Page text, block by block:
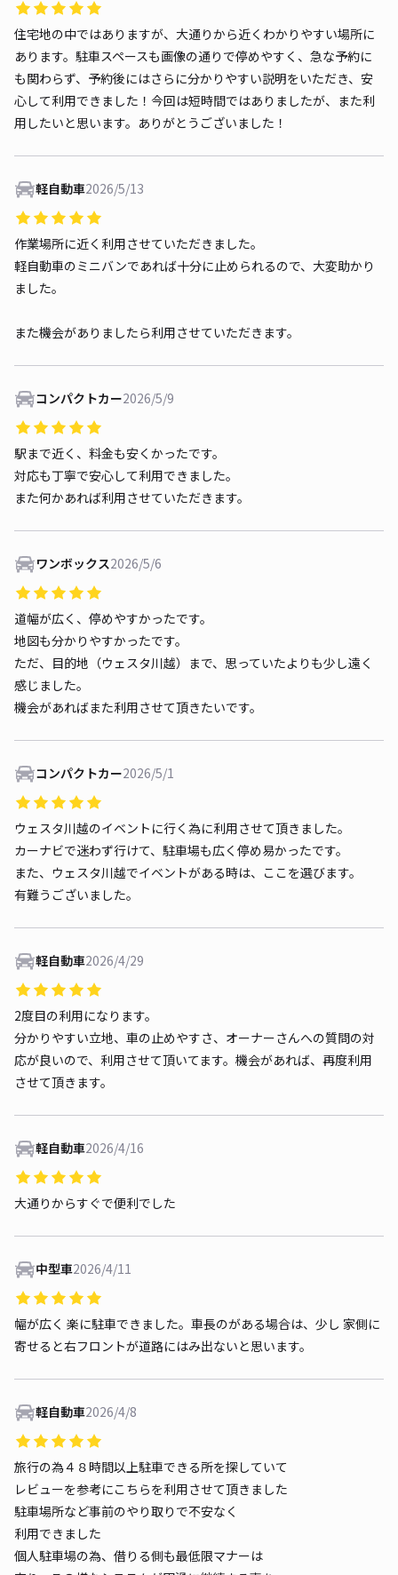
住宅地の中ではありますが、大通りから近くわかりやすい場所に
あります。駐車スペースも画像の通りで停めやすく、急な予約に
も関わらず、予約後にはさらに分かりやすい説明をいただき、安
心して利用できました！今回は短時間ではありましたが、また利
用したいと思います。ありがとうございました！
軽自動車2026/5/13
作業場所に近く利用させていただきました。
軽自動車のミニバンであれば十分に止められるので、大変助かり
ました。
また機会がありましたら利用させていただきます。
コンパクトカー2026/5/9
駅まで近く、料金も安くかったです。
対応も丁寧で安心して利用できました。
また何かあれば利用させていただきます。
ワンボックス2026/5/6
道幅が広く、停めやすかったです。
地図も分かりやすかったです。
ただ、目的地（ウェスタ川越）まで、思っていたよりも少し遠く
感じました。
機会があればまた利用させて頂きたいです。
コンパクトカー2026/5/1
ウェスタ川越のイベントに行く為に利用させて頂きました。
カーナビで迷わず行けて、駐車場も広く停め易かったです。
また、ウェスタ川越でイベントがある時は、ここを選びます。
有難うございました。
軽自動車2026/4/29
2度目の利用になります。
分かりやすい立地、車の止めやすさ、オーナーさんへの質問の対
応が良いので、利用させて頂いてます。機会があれば、再度利用
させて頂きます。
軽自動車2026/4/16
大通りからすぐで便利でした
中型車2026/4/11
幅が広く 楽に駐車できました。車長のがある場合は、少し 家側に
寄せると右フロントが道路にはみ出ないと思います。
軽自動車2026/4/8
旅行の為４８時間以上駐車できる所を探していて
レビューを参考にこちらを利用させて頂きました
駐車場所など事前のやり取りで不安なく
利用できました
個人駐車場の為、借りる側も最低限マナーは